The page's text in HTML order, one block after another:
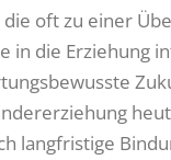
oft zu einer
in die Erziehung
langfristige